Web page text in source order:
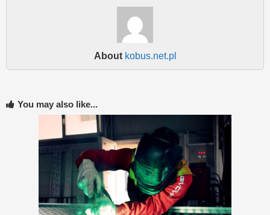
About kobus.net.pl
You may also like...